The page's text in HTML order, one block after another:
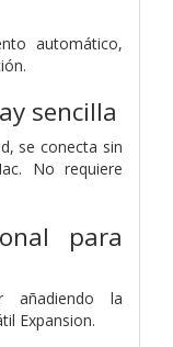
automático,
sencilla
se conecta sin
No requiere
para
añadiendo la
Expansion.